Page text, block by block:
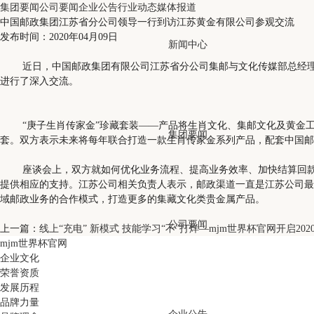
新闻中心
集团要闻
公司要闻
集团要闻公司要闻企业公告行业动态媒体报道
中国邮政集团江苏省分公司领导一行到访江苏黄金有限公司参观交流
发布时间：2020年04月09日
近日，中国邮政集团有限公司江苏省分公司集邮与文化传媒部总经理
进行了深入交流。
“庚子生肖传家金”珍藏套装——产品将生肖文化、集邮文化及黄金工
套。双方表示未来将每年联合打造一款生肖传家金系列产品，配套中国
座谈会上，双方就如何优化业务流程、提高业务效率、加快结算回
提供相应的支持。江苏公司相关负责人表示，邮政渠道一直是江苏公司
域邮政业务的合作模式，打造更多的集藏文化类贵金属产品。
上一篇： 线上“充电” 新模式 技能学习“不”打烊—mjm世界杯官网开启
mjm世界杯官网
企业文化
荣誉资质
发展历程
品牌力量